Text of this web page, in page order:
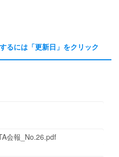
るには「更新日」をクリック
会報_No.26.pdf